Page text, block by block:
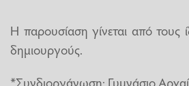
Η παρουσίαση γίνεται από τους
δημιουργούς.
*Συνδιοργάνωση: Γυμνάσιο